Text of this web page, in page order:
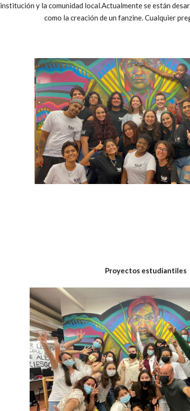
institución y la comunidad local.Actualmente se están
como la creación de un fanzine. Cualquier
Proyectos estudiantiles